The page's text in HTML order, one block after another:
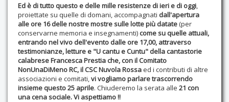
Ed è di tutto questo e delle mille resistenze di ieri e di oggi
proiettate su quelle di domani, accompagnati dall'apertura
alle ore 16 delle nostre mostre sulle lotte più datate(per
conservarne memoria e insegnamenti) come su quelle attuali,
entrando nel vivo dell'evento dalle ore 17,00, attraverso
testimonianze, letture e "U cantu e Cuntu" della cantastorie
calabrese Francesca Prestia che, con il Comitato
NonUnaDiMeno RC, il CSC Nuvola Rossaed i contributi di altre
associazioni e comitati, vi vogliamo parlare trascorrendo
insieme questo 25 aprile. Chiuderemo la serata alle 21 con
una cena sociale. Vi aspettiamo !!